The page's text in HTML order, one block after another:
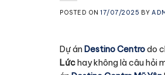
POSTED ON17/07/2025 BY
Dự ánDestino Centrodo
Lứchay không là câu hỏi